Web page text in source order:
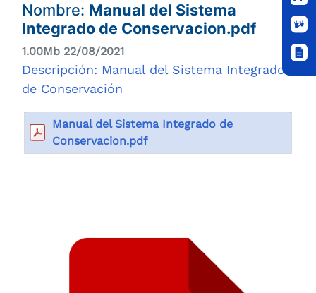
Nombre: Manual del Sistema
Integrado de Conservacion.pdf
1.00Mb 22/08/2021
Descripción: Manual del Sistema Integrado
de Conservación
Manual del Sistema Integrado de
Conservacion.pdf